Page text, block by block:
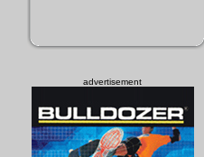
advertisement